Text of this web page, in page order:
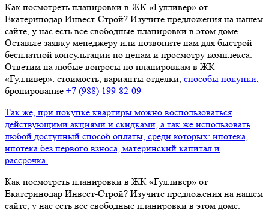
Как посмотреть планировки в ЖК «Гулливер» от
Екатеринодар Инвест-Строй? Изучите предложения на нашем
сайте, у нас есть все свободные планировки в этом доме.
Оставьте заявку менеджеру или позвоните нам для быстрой
бесплатной консультации по ценам и просмотру комплекса.
Ответим на любые вопросы по планировкам в ЖК
«Гулливер»: стоимость, варианты отделки, способы покупки
бронирование +7 (988) 199‑82‑09
Так же, при покупке квартиры можно воспользоваться
действующими акциями и скидками, а так же использовать
любой доступный способ оплаты, среди которых: ипотека,
ипотека без первого взноса, материнский капитал и
рассрочка.
Как посмотреть планировки в ЖК «Гулливер» от
Екатеринодар Инвест-Строй? Изучите предложения на нашем
сайте, у нас есть все свободные планировки в этом доме.